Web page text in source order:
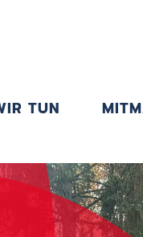
TUN